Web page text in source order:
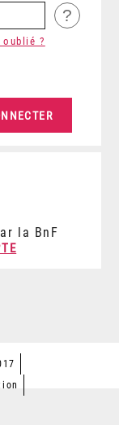
?
?
la BnF